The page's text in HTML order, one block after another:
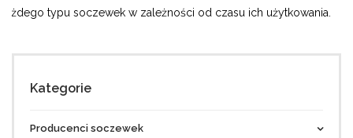
każdego typu soczewek w zależności od czasu ich użytkowania.
Kategorie
Producenci soczewek